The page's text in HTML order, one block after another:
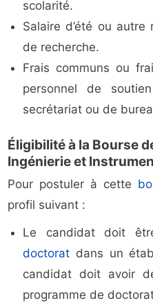
scolarité.
Salaire d’été ou
de recherche.
Frais communs ou
personnel de
secrétariat ou de
Éligibilité à la Bourse
Ingénierie et
Pour postuler à cette
profil suivant :
Le candidat doit
doctorat dans un
candidat doit avoir
programme de